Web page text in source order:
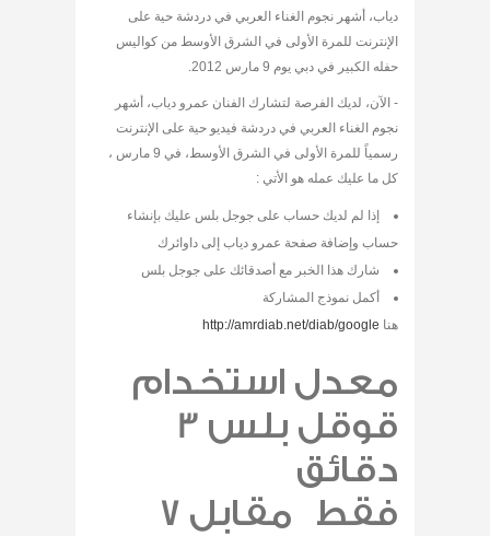
دياب، أشهر نجوم الغناء العربي في دردشة حية على
الإنترنت للمرة الأولى في الشرق الأوسط من كواليس
حفله الكبير في دبي يوم 9 مارس 2012.
- الآن، لديك الفرصة لتشارك الفنان عمرو دياب، أشهر
نجوم الغناء العربي في دردشة فيديو حية على الإنترنت
رسمياً للمرة الأولى في الشرق الأوسط، في 9 مارس ،
كل ما عليك عمله هو الأتي :
إذا لم لديك حساب على جوجل بلس عليك بإنشاء
حساب وإضافة صفحة عمرو دياب إلى داوائرك
شارك هذا الخبر مع أصدقائك على جوجل بلس
أكمل نموذج المشاركة
هنا http://amrdiab.net/diab/google
معدل استخدام
قوقل بلس 3
دقائق
فقط مقابل 7